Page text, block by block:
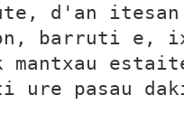
d'an
barruti e,
mantxau
ure pasau